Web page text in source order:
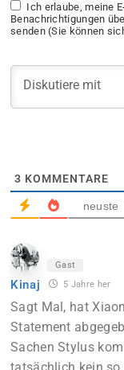
Ich erlaube, meine
Benachrichtigungen
senden (Sie können
3 KOMMENTARE
neuste
Gast
Kinaj 5 Jahre her
Sagt Mal, hat
Statement
Sachen Stylus